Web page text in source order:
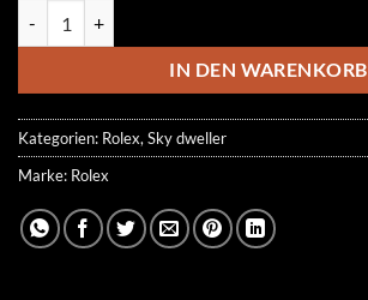
499.00 €249.00 €.
IN DEN WARENKORB
Kategorien: Rolex, Sky dweller
Marke: Rolex